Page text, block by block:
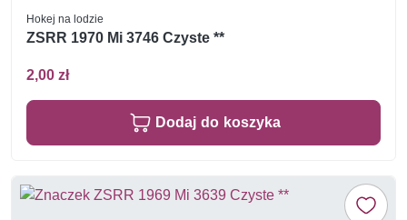
Hokej na lodzie
ZSRR 1970 Mi 3746 Czyste **
2,00 zł
Dodaj do koszyka